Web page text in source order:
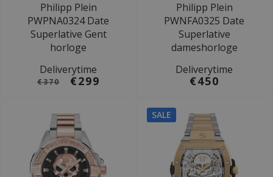
Philipp Plein
PWPNA0324 Date
Superlative Gent
horloge
Deliverytime
€370 €299
Philipp Plein
PWNFA0325 Date
Superlative
dameshorloge
Deliverytime
€450
SALE